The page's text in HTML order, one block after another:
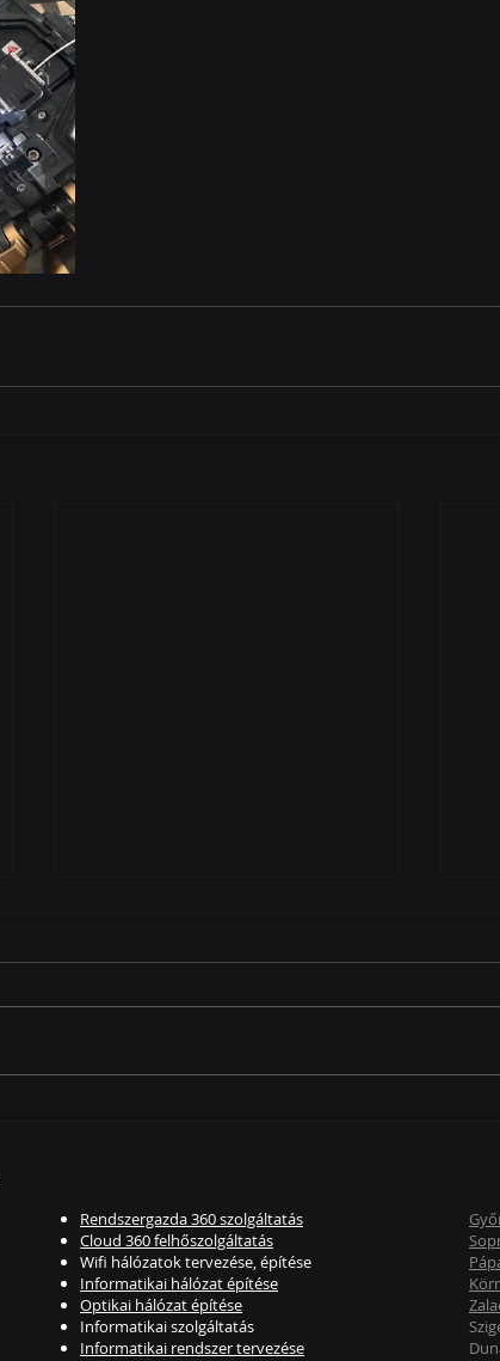
Rendszergazda 360 szolgáltatás
Cloud 360 felhőszolgáltatás
Wifi hálózatok tervezése, építése
Informatikai hálózat építése
Optikai hálózat építése
Informatikai szolgáltatás
Informatikai rendszer tervezése